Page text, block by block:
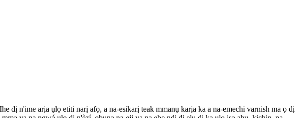
dị n'ime arịa ụlọ etiti narị afọ, a na-esikarị teak mmanụ karịa ka a na-emechi varnish ma ọ dị